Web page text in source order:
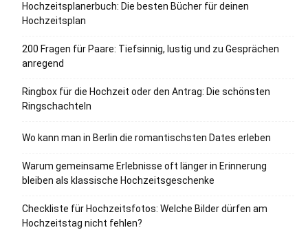
Hochzeitsplanerbuch: Die besten Bücher für deinen
Hochzeitsplan
200 Fragen für Paare: Tiefsinnig, lustig und zu Gesprächen
anregend
Ringbox für die Hochzeit oder den Antrag: Die schönsten
Ringschachteln
Wo kann man in Berlin die romantischsten Dates erleben
Warum gemeinsame Erlebnisse oft länger in Erinnerung
bleiben als klassische Hochzeitsgeschenke
Checkliste für Hochzeitsfotos: Welche Bilder dürfen am
Hochzeitstag nicht fehlen?